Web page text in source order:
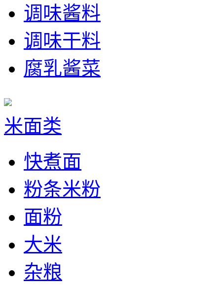
调味酱料
调味干料
腐乳酱菜
米面类
快煮面
粉条米粉
面粉
大米
杂粮